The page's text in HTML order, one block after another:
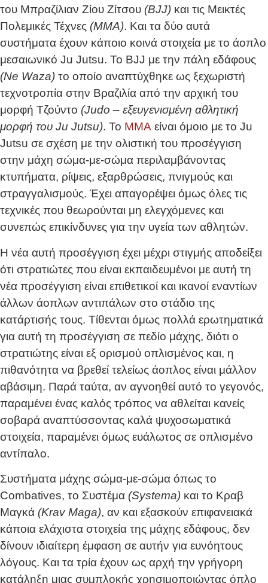
του Μπραζίλιαν Ζίου Ζίτσου (BJJ) και τις Μεικτές
Πολεμικές Τέχνες (MMA). Και τα δύο αυτά
συστήματα έχουν κάποιο κοινά στοιχεία με το άοπλο
μεσαιωνικό Ju Jutsu. Το BJJ με την πάλη εδάφους
(Ne Waza) το οποίο αναπτύχθηκε ως ξεχωριστή
τεχνοτροπία στην Βραζιλία από την αρχική του
μορφή Τζούντο (Judo – εξευγενισμένη αθλητική
μορφή του Ju Jutsu). Το MMA είναι όμοιο με το Ju
Jutsu σε σχέση με την ολιστική του προσέγγιση
στην μάχη σώμα-με-σώμα περιλαμβάνοντας
κτυπήματα, ρίψεις, εξαρθρώσεις, πνιγμούς και
στραγγαλισμούς. Έχει απαγορέψει όμως όλες τις
τεχνικές που θεωρούνται μη ελεγχόμενες και
συνεπώς επικίνδυνες για την υγεία των αθλητών.
Η νέα αυτή προσέγγιση έχει μέχρι στιγμής αποδείξει
ότι στρατιώτες που είναι εκπαιδευμένοι με αυτή τη
νέα προσέγγιση είναι επιθετικοί και ικανοί εναντίων
άλλων άοπλων αντιπάλων στο στάδιο της
κατάρτισής τους. Τίθενται όμως πολλά ερωτηματικά
για αυτή τη προσέγγιση σε πεδίο μάχης, διότι ο
στρατιώτης είναι εξ ορισμού οπλισμένος και, η
πιθανότητα να βρεθεί τελείως άοπλος είναι μάλλον
αβάσιμη. Παρά ταύτα, αν αγνοηθεί αυτό το γεγονός,
παραμένει ένας καλός τρόπος να αθλείται κανείς
σοβαρά αναπτύσσοντας καλά ψυχοσωματικά
στοιχεία, παραμένει όμως ευάλωτος σε οπλισμένο
αντίπαλο.
Συστήματα μάχης σώμα-με-σώμα όπως το
Combatives, το Συστέμα (Systema) και το Κραβ
Μαγκά (Krav Maga), αν και εξασκούν επιφανειακά
κάποια ελάχιστα στοιχεία της μάχης εδάφους, δεν
δίνουν ιδιαίτερη έμφαση σε αυτήν για ευνόητους
λόγους. Και τα τρία έχουν ως αρχή την γρήγορη
κατάληξη μιας συμπλοκής χρησιμοποιώντας όπλο